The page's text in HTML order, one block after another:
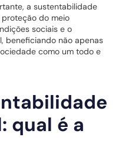
a sustentabilidade
do meio
sociais e o
beneficiando não apenas
como um todo e
qual é a